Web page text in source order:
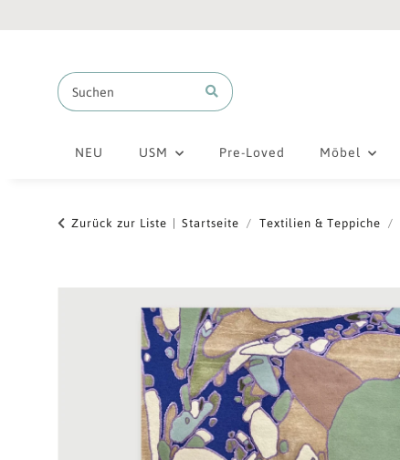
NEU USM Pre-Loved Möbel
Zurück zur Liste Startseite Textilien & Teppiche